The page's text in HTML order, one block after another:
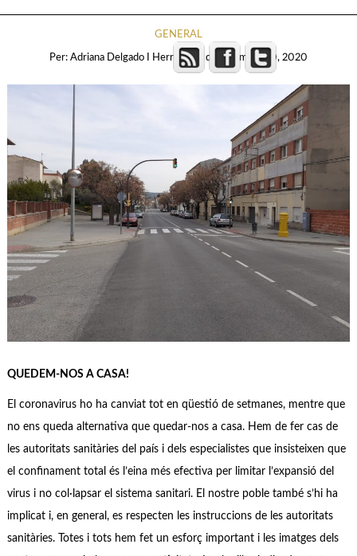
GENERAL
Per: Adriana Delgado I Herreros dilluns, març 30, 2020
QUEDEM-NOS A CASA!
El coronavirus ho ha canviat tot en qüestió de setmanes, mentre que
no ens queda alternativa que quedar-nos a casa. Hem de fer cas de
les autoritats sanitàries del país i dels especialistes que insisteixen que
el confinament total és l’eina més efectiva per limitar l’expansió del
virus i no col·lapsar el sistema sanitari. El nostre poble també s’hi ha
implicat i, en general, es respecten les instruccions de les autoritats
sanitàries. Totes i tots hem fet un esforç important i les imatges dels